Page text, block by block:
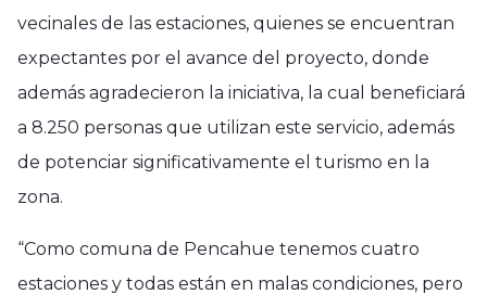
vecinales de las estaciones, quienes se encuentran
expectantes por el avance del proyecto, donde
además agradecieron la iniciativa, la cual beneficiará
a 8.250 personas que utilizan este servicio, además
de potenciar significativamente el turismo en la
zona.
“Como comuna de Pencahue tenemos cuatro
estaciones y todas están en malas condiciones, pero